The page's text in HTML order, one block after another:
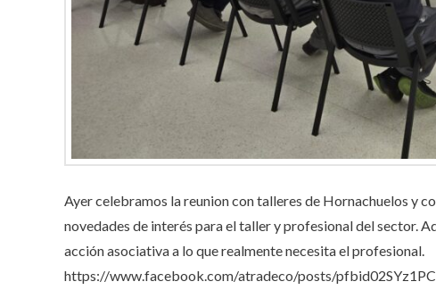
Ayer celebramos la reunion con talleres de Hornachuelos y
novedades de interés para el taller y profesional del sector.
acción asociativa a lo que realmente necesita el profesional.
https://www.facebook.com/atradeco/posts/